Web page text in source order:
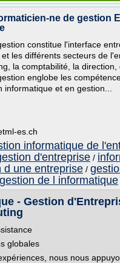
ne de gestion
constitue l'interface
les différents secteurs de
la comptabilité, la direction,
englobe les
informatique et en gestion...
es.ch
informatique de
d'entreprise /
d une entreprise /
gestion de l informatique
- Gestion
globales
nous nous